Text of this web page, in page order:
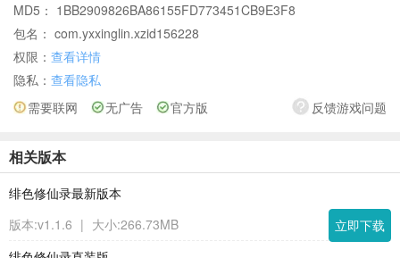
MD5： 1BB2909826BA86155FD773451CB9E3F8
包名： com.yxxinglin.xzid156228
权限： 查看详情
隐私： 查看隐私
反馈游戏问题
需要联网 无广告 官方版
相关版本
绯色修仙录最新版本
版本:v1.1.6 | 大小:266.73MB
立即下载